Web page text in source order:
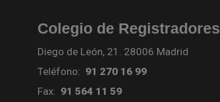
Colegio de Registradores
Diego de León, 21. 28006 Madrid
Teléfono: 91 270 16 99
Fax: 91 564 11 59